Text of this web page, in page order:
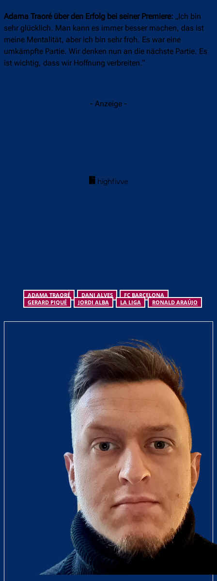
Adama Traoré über den Erfolg bei seiner Premiere: „Ich bin
sehr glücklich. Man kann es immer besser machen, das ist
meine Mentalität, aber ich bin sehr froh. Es war eine
umkämpfte Partie. Wir denken nun an die nächste Partie. Es
ist wichtig, dass wir Hoffnung verbreiten.“
- Anzeige -
ADAMA TRAORÉ DANI ALVES
FC BARCELONA
GERARD PIQUÉ
JORDI ALBA LA LIGA RONALD ARAÚJO